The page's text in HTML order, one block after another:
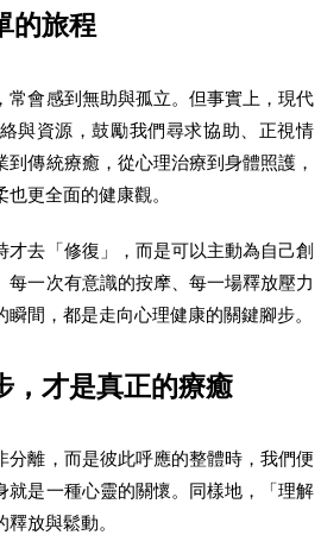
的旅程
常會感到無助與孤立。但事實上，現代
與資源，鼓勵我們尋求協助、正視情
傳統療癒，從心理治療到身體照護，
更全面的健康觀。
才去「修復」，而是可以主動為自己創
每一次有意識的按摩、每一場釋放壓力
間，都是走向心理健康的關鍵腳步。
，才是真正的療癒
分離，而是彼此呼應的整體時，我們便
就是一種心靈的關懷。同樣地，「理解
放與鬆動。